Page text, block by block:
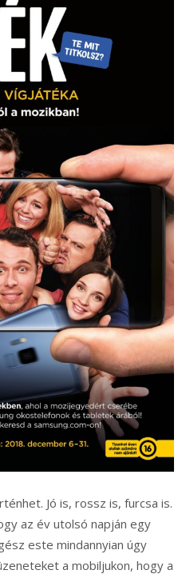
Jó is, rossz is, furcsa is.
az év utolsó napján egy
este mindannyian úgy
a mobiljukon, hogy a